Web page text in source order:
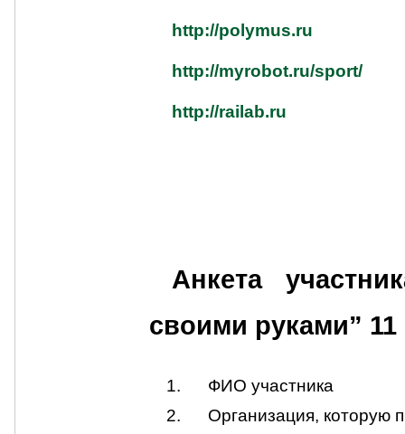
http://polymus.ru
http://myrobot.ru/sport/
http://railab.ru
Анкета
своими руками” 11
ФИО участника
Организация, которую